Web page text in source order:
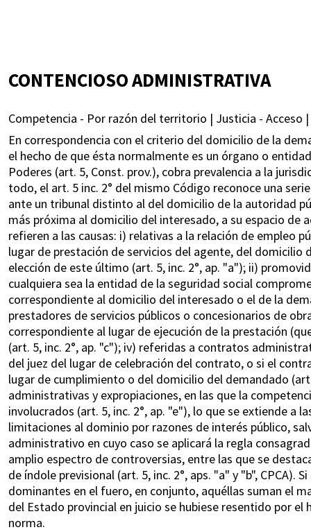
CONTENCIOSO ADMINISTRATIVA
Competencia - Por razón del territorio | Justicia - Acceso |
En correspondencia con el criterio del domicilio de la
el hecho de que ésta normalmente es un órgano o
Poderes (art. 5, Const. prov.), cobra prevalencia a la
todo, el art. 5 inc. 2° del mismo Código reconoce una
ante un tribunal distinto al del domicilio de la autoridad
más próxima al domicilio del interesado, a su espacio de
refieren a las causas: i) relativas a la relación de empleo
lugar de prestación de servicios del agente, del
elección de este último (art. 5, inc. 2°, ap. "a"); ii)
cualquiera sea la entidad de la seguridad social
correspondiente al domicilio del interesado o el de la
prestadores de servicios públicos o concesionarios de
correspondiente al lugar de ejecución de la prestación
(art. 5, inc. 2°, ap. "c"); iv) referidas a contratos
del juez del lugar de celebración del contrato, o si el
lugar de cumplimiento o del domicilio del demandado
administrativas y expropiaciones, en las que la
involucrados (art. 5, inc. 2°, ap. "e"), lo que se extiende a
limitaciones al dominio por razones de interés público,
administrativo en cuyo caso se aplicará la regla
amplio espectro de controversias, entre las que se
de índole previsional (art. 5, inc. 2°, aps. "a" y "b",
dominantes en el fuero, en conjunto, aquéllas suman el
del Estado provincial en juicio se hubiese resentido por
norma.